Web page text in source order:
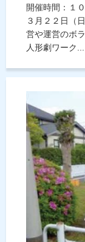
開催時間：１
３月２２日（
営や運営のボ
人形劇ワーク...